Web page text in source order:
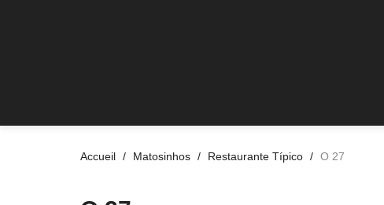
Accueil Matosinhos Restaurante Típico O 27